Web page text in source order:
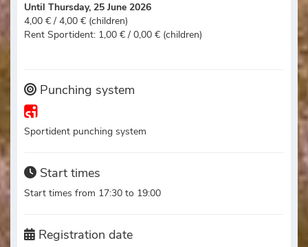
Until Thursday, 25 June 2026
4,00 € / 4,00 € (children)
Rent Sportident: 1,00 € / 0,00 € (children)
Punching system
Sportident punching system
Start times
Start times from 17:30 to 19:00
Registration date